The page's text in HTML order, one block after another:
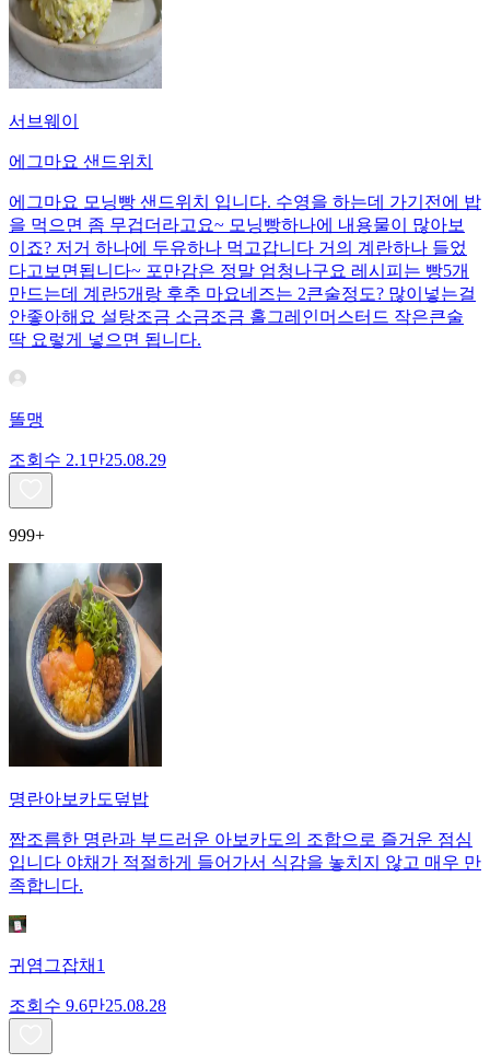
서브웨이
에그마요 샌드위치
에그마요 모닝빵 샌드위치 입니다. 수영을 하는데 가기전에 밥
을 먹으면 좀 무겁더라고요~ 모닝빵하나에 내용물이 많아보
이죠? 저거 하나에 두유하나 먹고갑니다 거의 계란하나 들었
다고보면됩니다~ 포만감은 정말 엄청나구요 레시피는 빵5개
만드는데 계란5개랑 후추 마요네즈는 2큰술정도? 많이넣는걸
안좋아해요 설탕조금 소금조금 홀그레인머스터드 작은큰술
딱 요렇게 넣으면 됩니다.
똘맹
조회수 2.1만25.08.29
999+
명란아보카도덮밥
짭조름한 명란과 부드러운 아보카도의 조합으로 즐거운 점심
입니다 야채가 적절하게 들어가서 식감을 놓치지 않고 매우 만
족합니다.
귀염그잡채1
조회수 9.6만25.08.28